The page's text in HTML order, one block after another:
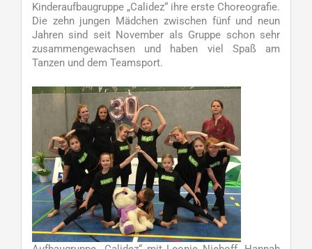
Kinderaufbaugruppe „Calidez“ ihre erste Choreografie.
Die zehn jungen Mädchen zwischen fünf und neun
Jahren sind seit November als Gruppe schon sehr
zusammengewachsen und haben viel Spaß am
Tanzen und dem Teamsport.